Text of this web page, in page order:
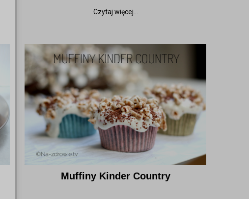
Czytaj więcej...
Muffiny Kinder Country